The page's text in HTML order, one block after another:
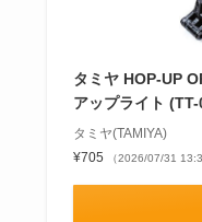
タミヤ HOP-UP
アップライト
タミヤ(TAMIYA)
¥705
（2026/07/31